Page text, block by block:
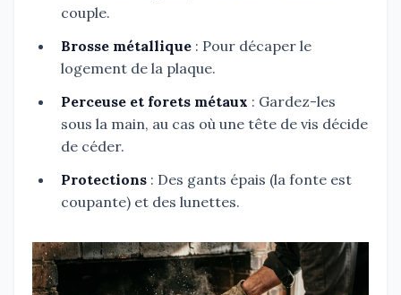
couple.
Brosse métallique : Pour décaper le
logement de la plaque.
Perceuse et forets métaux : Gardez-les
sous la main, au cas où une tête de vis décide
de céder.
Protections : Des gants épais (la fonte est
coupante) et des lunettes.